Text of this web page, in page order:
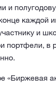
и
каждой
и
портфели, в
«Биржевая